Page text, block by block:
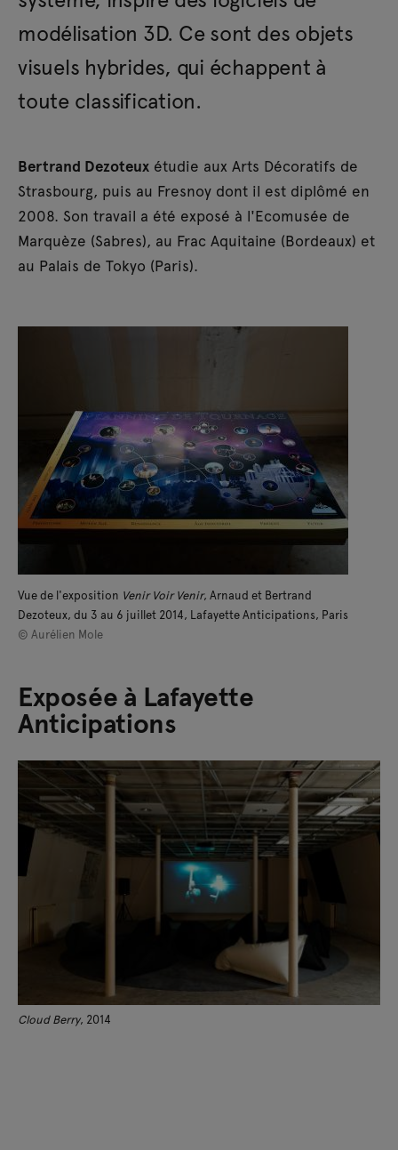
modélisation 3D. Ce sont des objets
visuels hybrides, qui échappent à
toute classification.
Bertrand Dezoteux étudie aux Arts Décoratifs de
Strasbourg, puis au Fresnoy dont il est diplômé en
2008. Son travail a été exposé à l'Ecomusée de
Marquèze (Sabres), au Frac Aquitaine (Bordeaux) et
au Palais de Tokyo (Paris).
Vue de l'exposition Venir Voir Venir, Arnaud et Bertrand
Dezoteux, du 3 au 6 juillet 2014, Lafayette Anticipations, Paris
© Aurélien Mole
Exposée à Lafayette
Anticipations
Cloud Berry, 2014